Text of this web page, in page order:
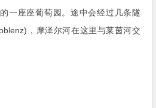
一座座葡萄园。途中会经过几条隧
，摩泽尔河在这里与莱茵河交